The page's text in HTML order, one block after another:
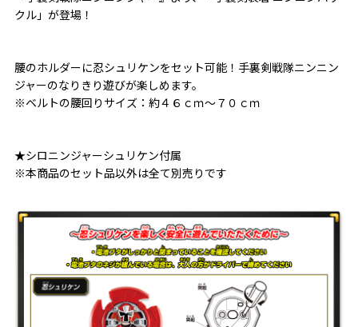
クル」が登場！
腰のホルダーに忍シュリケンをセット可能！手裏剣戦隊ニンニン
ジャーのなりきり遊びが楽しめます。
※ベルトの腰回りサイズ：約４６ｃｍ～７０ｃｍ
★シロニンジャーシュリケン付属
※本商品のセット品以外は全て別売りです